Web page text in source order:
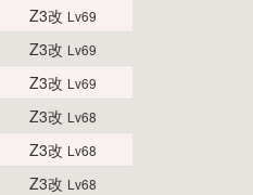
Z3改 Lv69
Z3改 Lv69
Z3改 Lv69
Z3改 Lv68
Z3改 Lv68
Z3改 Lv68